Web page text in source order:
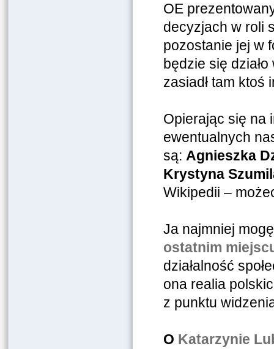
OE
decyzjach w roli
pozostanie jej w
będzie się
zasiadł tam ktoś
Opierając się na
ewentualnych
są: Agnieszka
Krystyna
Wikipedii –
Ja najmniej
ostatnim
działalność
ona realia
z punktu
O Katarzynie